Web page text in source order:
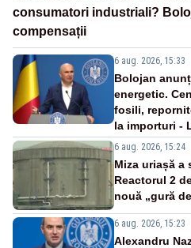
consumatori industriali?
compensații
6 aug. 2026, 15:33
Bolojan
energetic.
fosili,
la importuri -
6 aug. 2026, 15:24
Miza uriașă a
Reactorul 2
nouă „gură
6 aug. 2026, 15:23
Alexandru